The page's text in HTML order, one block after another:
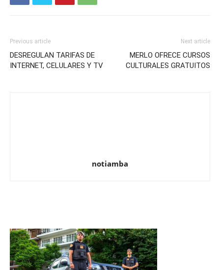
Previous article
DESREGULAN TARIFAS DE
INTERNET, CELULARES Y TV
Next article
MERLO OFRECE CURSOS
CULTURALES GRATUITOS
notiamba